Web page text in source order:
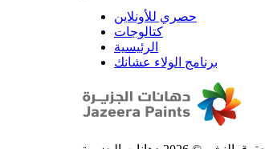
حصري للأونلاين
الرئيسية
برنامج الولاء عشانك